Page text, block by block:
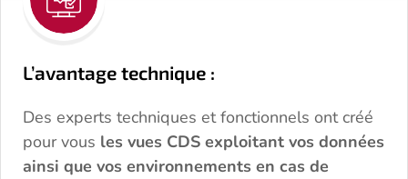
L’avantage technique :
Des experts techniques et fonctionnels ont créé
pour vous les vues CDS exploitant vos données
ainsi que vos environnements en cas de